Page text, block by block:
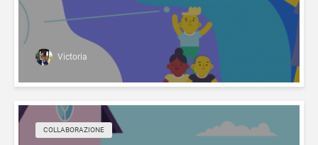
Victoria
COLLABORAZIONE